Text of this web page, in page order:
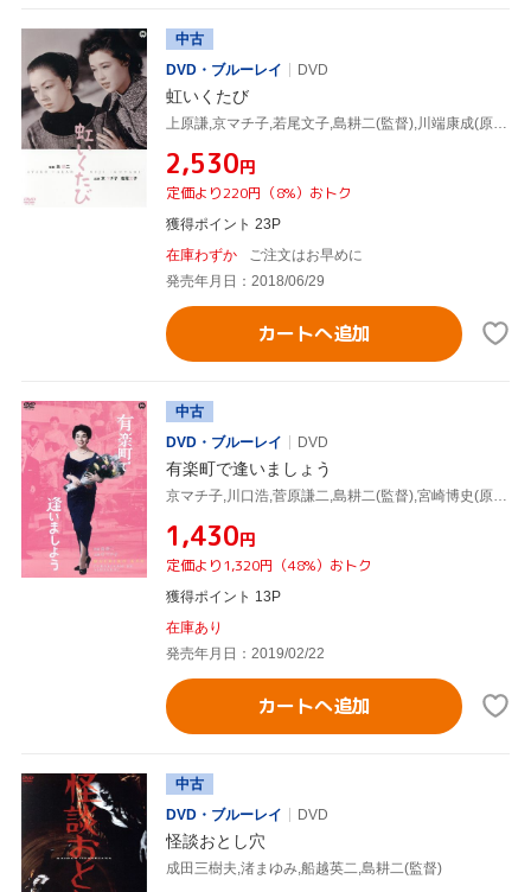
中古
DVD・ブルーレイ
DVD
虹いくたび
上原謙,京マチ子,若尾文子,島耕二(監督),川端康成(原作)
¥2,530円
定価より220円（8%）おトク
獲得ポイント 23P
在庫わずか
ご注文はお早めに
発売年月日：2018/06/29
カートへ追加
中古
DVD・ブルーレイ
DVD
有楽町で逢いましょう
京マチ子,川口浩,菅原謙二,島耕二(監督),宮崎博史(原作)
¥1,430円
定価より1,320円（48%）おトク
獲得ポイント 13P
在庫あり
発売年月日：2019/02/22
カートへ追加
中古
DVD・ブルーレイ
DVD
怪談おとし穴
成田三樹夫,渚まゆみ,船越英二,島耕二(監督)